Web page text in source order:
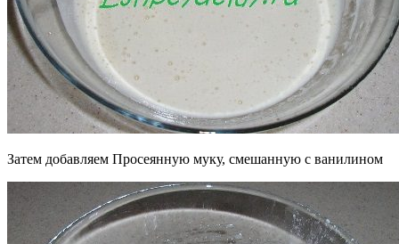
Затем добавляем Просеянную муку, смешанную с ванилином